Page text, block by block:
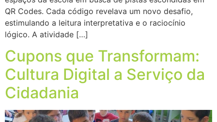
QR Codes. Cada código revelava um novo desafio,
estimulando a leitura interpretativa e o raciocínio
lógico. A atividade […]
Cupons que Transformam:
Cultura Digital a Serviço da
Cidadania